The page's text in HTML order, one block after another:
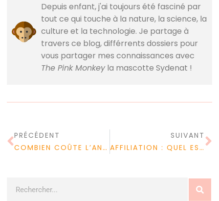
Depuis enfant, j'ai toujours été fasciné par
tout ce qui touche à la nature, la science, la
culture et la technologie. Je partage à
travers ce blog, différrents dossiers pour
vous partager mes connaissances avec
The Pink Monkeyla mascotte Sydenat !
PRÉCÉDENT
COMBIEN COÛTE L’ANNUAIRE INVERSÉ?
SUIVANT
AFFILIATION : QUEL EST LE PRINCIPE ?